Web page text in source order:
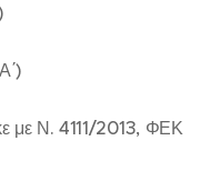
με Ν. 4111/2013, ΦΕΚ